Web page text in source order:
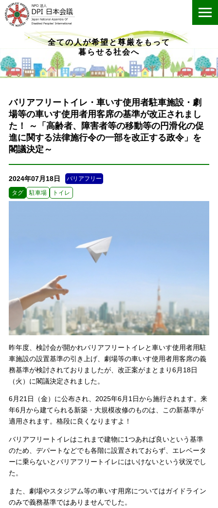
全ての人が希望と尊厳をもって
暮らせる社会へ
バリアフリートイレ・車いす使用者駐車施設・劇
場等の車いす使用者用客席の基準が改正されまし
た！ ～「高齢者、障害者等の移動等の円滑化の促
進に関する法律施行令の一部を改正する政令」を
閣議決定～
2024年07月18日 バリアフリー
タグ 駐車場 トイレ
昨年度、検討会が開かれバリアフリートイレと車いす使用者用駐
車施設の設置基準の引き上げ、劇場等の車いす使用者用客席の義
務基準が検討されておりましたが、改正案がまとまり6月18日
（火）に閣議決定されました。
6月21日（金）に公布され、2025年6月1日から施行されます。来
年6月から建てられる新築・大規模改修のものは、この新基準が
適用されます。格段に良くなりますよ！
バリアフリートイレはこれまで建物に1つあれば良いという基準
のため、デパートなどでも各階に設置されておらず、エレベータ
ーに乗らないとバリアフリートイレにはいけないという状況でし
た。
また、劇場やスタジアム等の車いす用席についてはガイドライン
のみで義務基準ではありませんでした。